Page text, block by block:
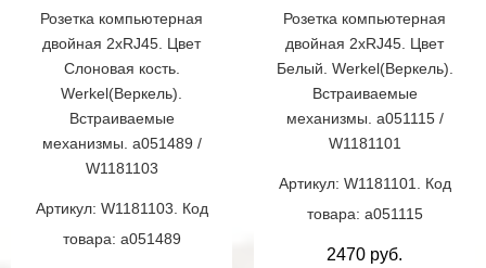
Розетка компьютерная
двойная 2хRJ45. Цвет
Слоновая кость.
Werkel(Веркель).
Встраиваемые
механизмы. a051489 /
W1181103
Артикул: W1181103. Код
товара: a051489
Розетка компьютерная
двойная 2хRJ45. Цвет
Белый. Werkel(Веркель).
Встраиваемые
механизмы. a051115 /
W1181101
Артикул: W1181101. Код
товара: a051115
2470 руб.